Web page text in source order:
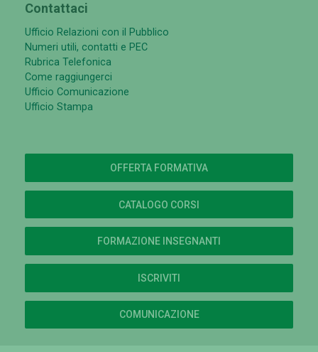
Contattaci
Ufficio Relazioni con il Pubblico
Numeri utili, contatti e PEC
Rubrica Telefonica
Come raggiungerci
Ufficio Comunicazione
Ufficio Stampa
OFFERTA FORMATIVA
CATALOGO CORSI
FORMAZIONE INSEGNANTI
ISCRIVITI
COMUNICAZIONE